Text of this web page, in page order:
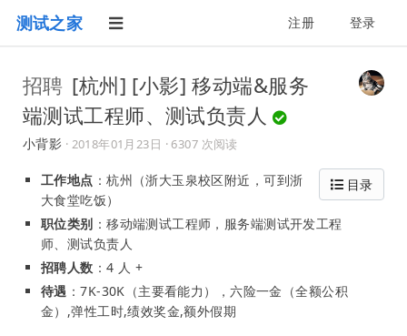
测试之家 注册 登录
招聘 [杭州] [小影] 移动端&服务
端测试工程师、测试负责人
小背影 · 2018年01月23日 · 6307 次阅读
目录
工作地点 ：杭州（浙大玉泉校区附近，可到浙
大食堂吃饭）
职位类别 ：移动端测试工程师，服务端测试开发工程
师、测试负责人
招聘人数 ：4 人 +
待遇 ：7K-30K（主要看能力），六险一金（全额公积
金）,弹性工时,绩效奖金,额外假期